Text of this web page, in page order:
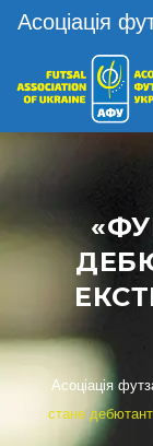
Асоціація
стане
Асоціація